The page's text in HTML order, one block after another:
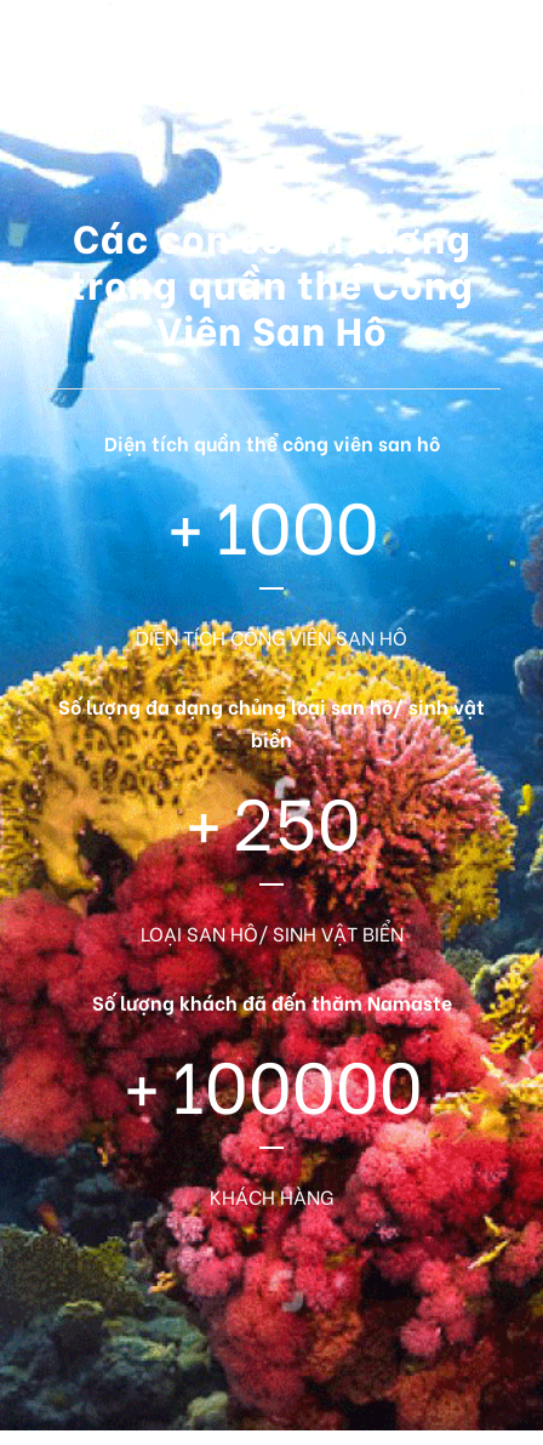
Các con số ấn tượng
trong quần thể Công
Viên San Hô
Diện tích quần thể công viên san hô
+1000
DIỆN TÍCH CÔNG VIÊN SAN HÔ
Số lượng đa dạng chủng loại san hô/ sinh vật
biển
+250
LOẠI SAN HÔ/ SINH VẬT BIỂN
Số lượng khách đã đến thăm Namaste
+100000
KHÁCH HÀNG